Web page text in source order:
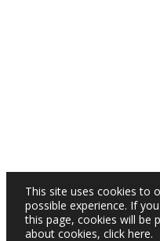
This site uses cookies to
possible experience. If
this page, cookies will be
about cookies, click here.